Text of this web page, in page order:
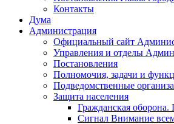
Контакты
Дума
Администрация
Официальный сайт
Управления и отделы
Постановления
Полномочия, задачи и
Подведомственные
Защита населения
Гражданская оборона.
Сигнал Внимание